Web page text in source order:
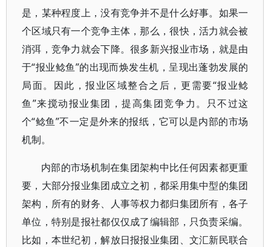
是，某种程度上，没有竞争并不是什么好事。如果一
个区域只有一个竞争主体，那么，很快，活力就会被
消弭，竞争力就会下降。很多新兴报业市场，就是由
于“报业鲶鱼”的出现而焕发生机，呈现出蓬勃发展的
局面。因此，报业区域整合之后，更需要“报业鲶
鱼”来搅动报业集团，提高集团竞争力。只不过这
个“鲶鱼”不一定是外来的报纸，它可以是内部的市场
机制。
内部的市场机制在集团架构中比任何因素都更重
要，大部分报业集团成立之初，都采用集中型的集团
架构，所有的财务、人事等权力都归集团所有，各子
单位，特别是报社都仅仅成了编辑部，只负责采编。
比如，本世纪初，解放日报报业集团、文汇新民联合